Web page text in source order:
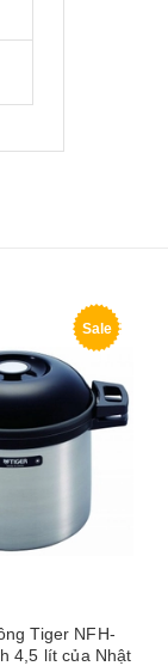
Sale
Tiger NFH-
4,5 lít của Nhật